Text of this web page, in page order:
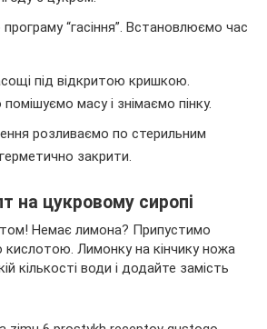
“гасіння”. Встановлюємо час
під відкритою кришкою.
масу і знімаємо пінку.
розливаємо по стерильним
закрити.
на цукровому сиропі
Немає лимона? Припустимо
Лимонку на кінчику ножа
кількості води і додайте замість